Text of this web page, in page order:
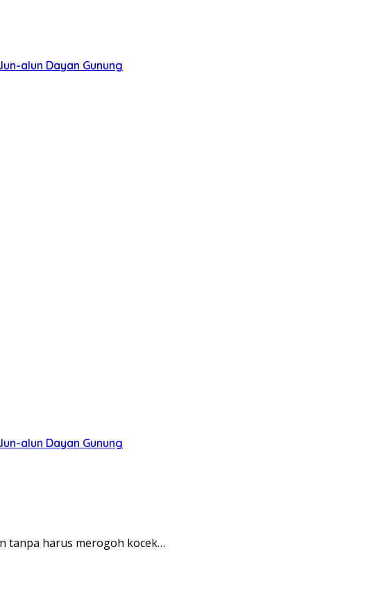
alun Dayan Gunung
alun Dayan Gunung
tanpa harus merogoh kocek…